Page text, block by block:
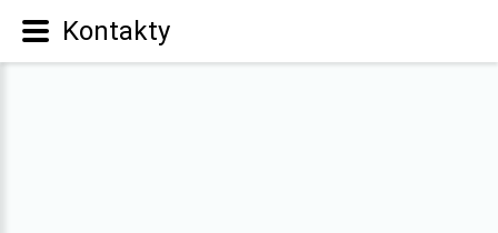
Kontakty